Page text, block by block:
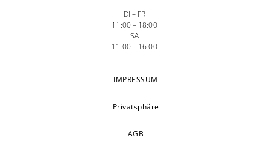
DI – FR
11:00 – 18:00
SA
11:00 – 16:00
IMPRESSUM
Privatsphäre
AGB